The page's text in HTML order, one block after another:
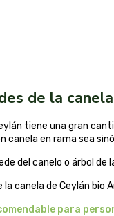
de la
tiene una gran
canela en rama sea
del canelo o árbol
la canela de Ceylán bio
para